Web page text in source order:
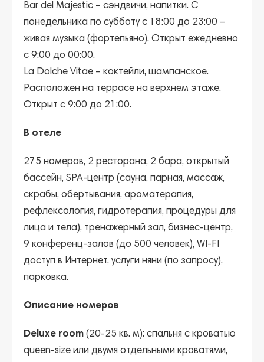
Bar del Majestic – сэндвичи, напитки. С
понедельника по субботу с 18:00 до 23:00 –
живая музыка (фортепьяно). Открыт ежедневно
с 9:00 до 00:00.
La Dolche Vitae – коктейли, шампанское.
Расположен на террасе на верхнем этаже.
Открыт с 9:00 до 21:00.
В отеле
275 номеров, 2 ресторана, 2 бара, открытый
бассейн, SPA-центр (сауна, парная, массаж,
скрабы, обертывания, ароматерапия,
рефлексология, гидротерапия, процедуры для
лица и тела), тренажерный зал, бизнес-центр,
9 конференц-залов (до 500 человек), WI-FI
доступ в Интернет, услуги няни (по запросу),
парковка.
Описание номеров
Deluxe room (20-25 кв. м): спальня с кроватью
queen-size или двумя отдельными кроватями,